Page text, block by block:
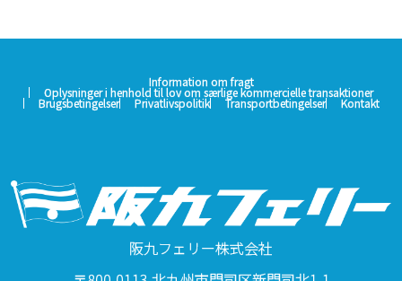
Information om fragt
Oplysninger i henhold til lov om særlige kommercielle transaktioner
Brugsbetingelser Privatlivspolitik Transportbetingelser Kontakt
阪九フェリー株式会社